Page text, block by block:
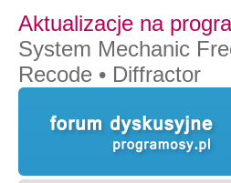
Aktualizacje na
System Mechanic
Recode • Diffractor